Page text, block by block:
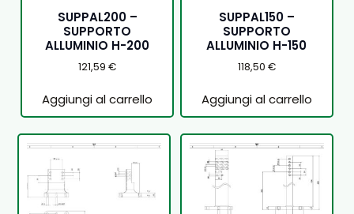
SUPPAL200 –
SUPPORTO
ALLUMINIO H-200
121,59€
Aggiungi al carrello
SUPPAL150 –
SUPPORTO
ALLUMINIO H-150
118,50 €
Aggiungi al carrello